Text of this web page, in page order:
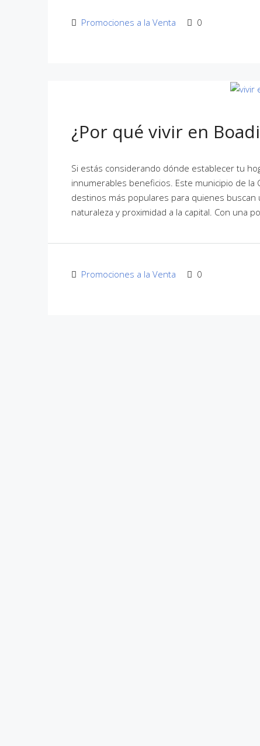
Promociones a la Venta 0
¿Por qué vivir en
Si estás considerando dónde establecer tu
innumerables beneficios. Este municipio de
destinos más populares para quienes buscan
naturaleza y proximidad a la capital. Con una
Promociones a la Venta 0